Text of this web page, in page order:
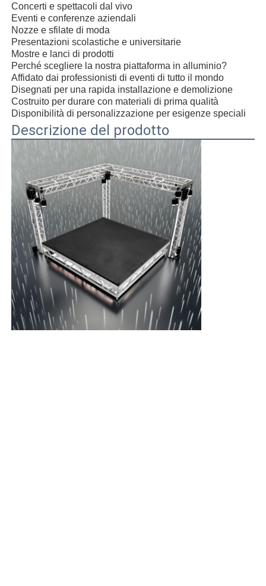
Prodotti
Video
Su di noi
Visita alla fabbrica
Controllo della qualità
Contattaci
Notizie
Casi
Chiedi un preventivo
Concerti e spettacoli dal vivo
Eventi e conferenze aziendali
Nozze e sfilate di moda
Presentazioni scolastiche e universitarie
Mostre e lanci di prodotti
Perché scegliere la nostra piattaforma in alluminio?
Affidato dai professionisti di eventi di tutto il mondo
Disegnati per una rapida installazione e demolizione
Costruito per durare con materiali di prima qualità
Disponibilità di personalizzazione per esigenze speciali
Descrizione del prodotto